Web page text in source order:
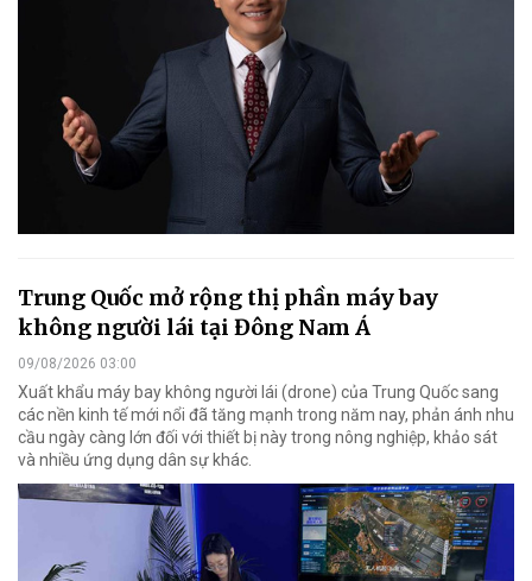
Trung Quốc mở rộng thị phần máy bay
không người lái tại Đông Nam Á
09/08/2026 03:00
Xuất khẩu máy bay không người lái (drone) của Trung Quốc sang
các nền kinh tế mới nổi đã tăng mạnh trong năm nay, phản ánh nhu
cầu ngày càng lớn đối với thiết bị này trong nông nghiệp, khảo sát
và nhiều ứng dụng dân sự khác.